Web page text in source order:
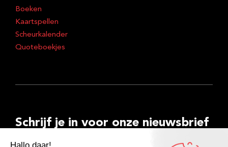
Boeken
Kaartspellen
Scheurkalender
Quoteboekjes
Schrijf je in voor onze nieuwsbrief